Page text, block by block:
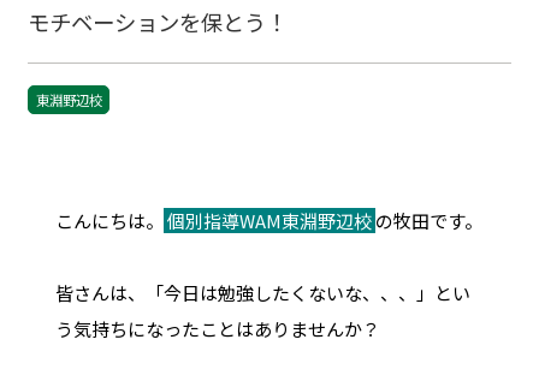
モチベーションを保とう！
東淵野辺校
こんにちは。 個別指導WAM東淵野辺校の牧田です。
皆さんは、「今日は勉強したくないな、、、」とい
う気持ちになったことはありませんか？